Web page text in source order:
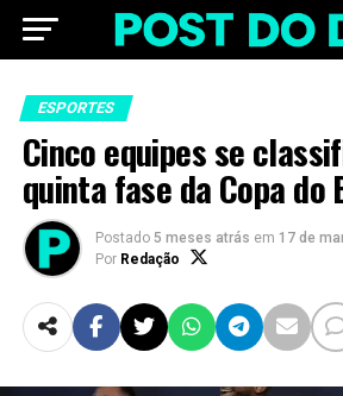
ESPORTES
Cinco equipes se
quinta fase da Copa do
Postado 5 meses atrás em 17 de
Por Redação